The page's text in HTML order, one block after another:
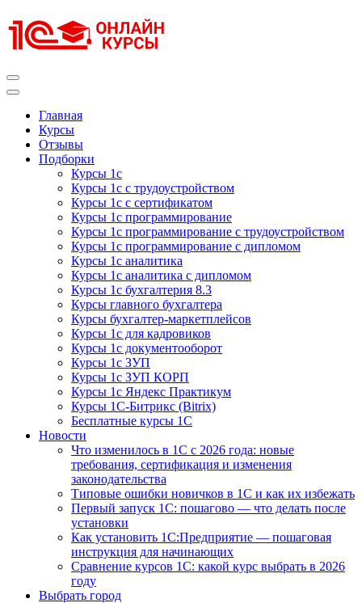
к
содержимому
Главная
Курсы
Отзывы
Подборки
Курсы 1с
Курсы 1с с трудоустройством
Курсы 1с с сертификатом
Курсы 1с программирование
Курсы 1с программирование с трудоустройством
Курсы 1с программирование с дипломом
Курсы 1с аналитика
Курсы 1с аналитика с дипломом
Курсы 1с бухгалтерия 8.3
Курсы главного бухгалтера
Курсы бухгалтер-маркетплейсов
Курсы 1с для кадровиков
Курсы 1с документооборот
Курсы 1с ЗУП
Курсы 1с ЗУП КОРП
Курсы 1с Яндекс Практикум
Курсы 1С-Битрикс (Bitrix)
Бесплатные курсы 1С
Новости
Что изменилось в 1С с 2026 года: новые
требования, сертификация и изменения
законодательства
Типовые ошибки новичков в 1С и как их избежать
Первый запуск 1С: пошагово — что делать после
установки
Как установить 1С:Предприятие — пошаговая
инструкция для начинающих
Сравнение курсов 1С: какой курс выбрать в 2026
году
Выбрать город